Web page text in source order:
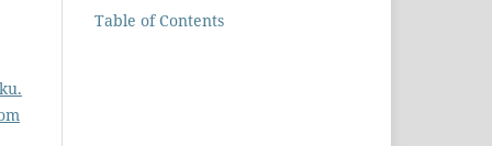
Table of Contents